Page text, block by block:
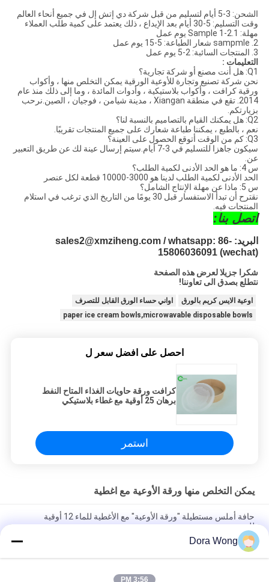
الشحن: 3-5 أيام لتسليم من قبل شركة دي إتش إل في جميع أنحاء العالم
وقت التسليم: 5-30 أيام بعد الإيداع ، ذلك يعتمد على كمية طلب العملاء
مهلة: 1.Sample 1-2 يوم عمل
2. sampmle شعار الطباعة: 5-15 يوم عمل
3. المنتجات السائبة: 2-5 يوم عمل
التعليمات :
Q1: هل أنت مصنع أو شركة تجارية؟
نحن شركة تصنيع وتجارة للأوعية الورقية يمكن التخلص منها ، وأكواب
ورقية كرافت ، وأكواب بلاستيكية ، وأدوات المائدة ، وما إلى ذلك منذ عام
2014. تقع في منطقة Xiangan ، مدينة شيامن ، فوجيان ، الصين.نرحب
بزيارتكم.
Q2: هل يمكنك القيام بالتصاميم بالنسبة لنا؟
نعم ، بالطبع ، يمكننا طباعة شعارك على جميع المنتجات تقريبًا.
Q3: كم من الوقت أتوقع الحصول على العينة؟
سيكون جاهزا للتسليم في 3-7 أيام.سيتم إرسال عينة لك عن طريق التعبير
عن.
س 4: ما هو الحد الأدنى لكمية الطلب؟
الحد الأدنى لكمية الطلب لدينا هو 3000-10000 قطعة لكل عنصر
س 5: ماذا عن مهلة الإنتاج الشامل؟
نقترح أن تبدأ الاستفسار قبل 30 يومًا من التاريخ الذي ترغب في استلام
المنتجات فيه.
اتصل بنا:
البريد: sales2@xmziheng.com / whatsapp: 86-
15806036091 (wechat)
شكرا جزيلا لعرض هذه الصفحة
نتطلع بصدق الى تعاوننا!
اوعية الايس كريم بالورق
اواني حساء الورق القابل للتصرف
paper ice cream bowls,microwavable disposable bowls
احصل على افضل سعر ل
كرافت ورقة حاويات الغذاء المتاح النفط
برهان 25 أوقية مع غطاء بلاستيكي
استمر
يمكن التخلص منها ورقة الأوعية مع اغطية
حافة أملس مستطيلة "ورقة الأوعية" مع الأغطية للماء 12 أوقية
للشوربة
لسلطة
Dora Wong
3:56 PM